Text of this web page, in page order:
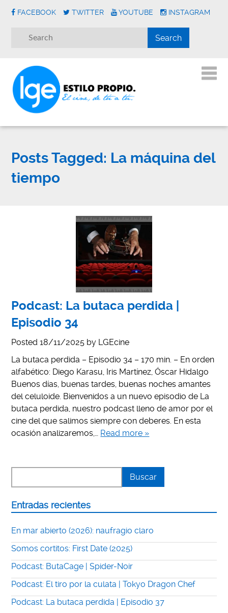
FACEBOOK TWITTER YOUTUBE INSTAGRAM
Posts Tagged: La máquina del
tiempo
Podcast: La butaca perdida |
Episodio 34
Posted18/11/2025 by LGEcine
La butaca perdida – Episodio 34 – 170 min. – En orden
alfabético: Diego Karasu, Iris Martínez, Óscar Hidalgo
Buenos días, buenas tardes, buenas noches amantes
del celuloide. Bienvenidos a un nuevo episodio de La
butaca perdida, nuestro podcast lleno de amor por el
cine del que salimos siempre con deberes. En esta
ocasión analizaremos,… Read more »
Entradas recientes
En mar abierto (2026): naufragio claro
Somos cortitos: First Date (2025)
Podcast: ButaCage | Spider-Noir
Podcast: El tiro por la culata | Tokyo Dragon Chef
Podcast: La butaca perdida | Episodio 37